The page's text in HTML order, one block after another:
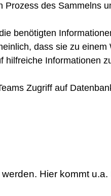
des Sammelns
benötigten
dass sie zu einem
Informationen
Zugriff auf
Hier kommt